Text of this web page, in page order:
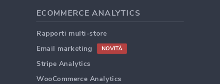
ECOMMERCE ANALYTICS
Rapporti multi-store
Email marketing
NOVITÀ
Stripe Analytics
WooCommerce Analytics